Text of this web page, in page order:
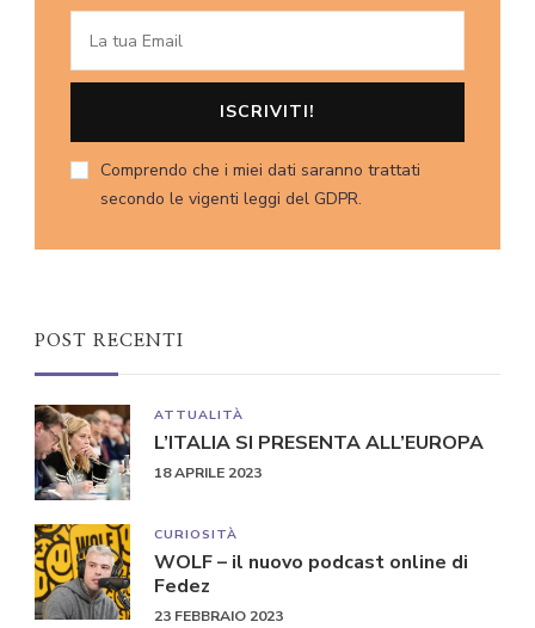
Comprendo che i miei dati saranno trattati
secondo le vigenti leggi del GDPR.
POST RECENTI
ATTUALITÀ
L’ITALIA SI PRESENTA ALL’EUROPA
18 APRILE 2023
CURIOSITÀ
WOLF – il nuovo podcast online di
Fedez
23 FEBBRAIO 2023